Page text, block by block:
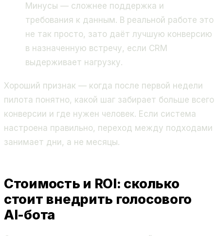
Минусы — сложнее поддержка и
требования к данным. В реальной работе это
не так просто, зато даёт лучшую конверсию
в назначенную встречу, если CRM
выдерживает нагрузку.
Хороший признак — когда после первой недели
пилота понятно, какой шаг забирает больше всего
конверсии и где нужен человек. Если система
настроена правильно, переход между подходами
занимает дни, а не месяцы.
Стоимость и ROI: сколько
стоит внедрить голосового
AI-бота